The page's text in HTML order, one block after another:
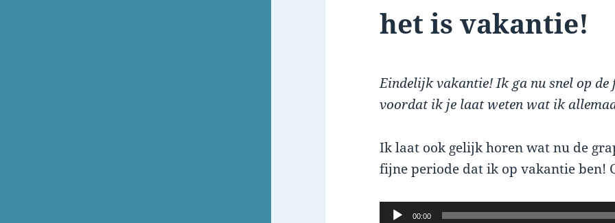
het is vakantie!
Eindelijk vakantie! Ik ga nu snel op
voordat ik je laat weten wat ik
Ik laat ook gelijk horen wat nu de
fijne periode dat ik op vakantie ben!
Audio00:00